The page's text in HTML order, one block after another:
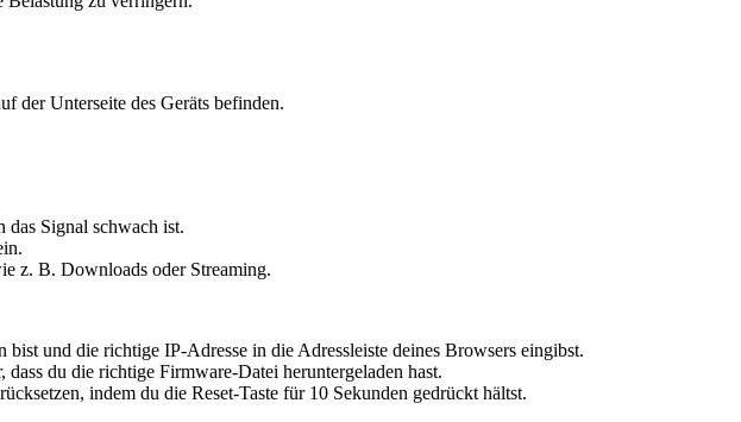
der Unterseite des Geräts befinden.
Signal schwach ist.
z. B. Downloads oder Streaming.
und die richtige IP-Adresse in die Adressleiste deines Browsers eingibst.
du die richtige Firmware-Datei heruntergeladen hast.
indem du die Reset-Taste für 10 Sekunden gedrückt hältst.